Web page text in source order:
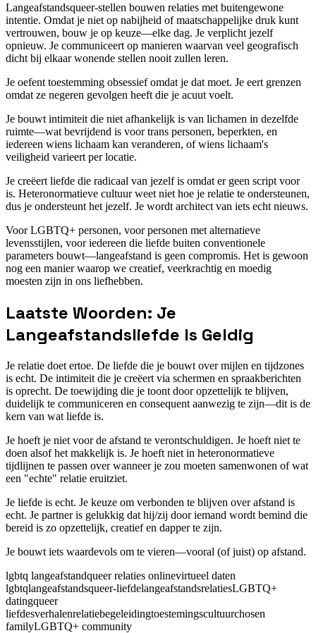
Langeafstandsqueer-stellen bouwen relaties met buitengewone
intentie. Omdat je niet op nabijheid of maatschappelijke druk kunt
vertrouwen, bouw je op keuze—elke dag. Je verplicht jezelf
opnieuw. Je communiceert op manieren waarvan veel geografisch
dicht bij elkaar wonende stellen nooit zullen leren.
Je oefent toestemming obsessief omdat je dat moet. Je eert grenzen
omdat ze negeren gevolgen heeft die je acuut voelt.
Je bouwt intimiteit die niet afhankelijk is van lichamen in dezelfde
ruimte—wat bevrijdend is voor trans personen, beperkten, en
iedereen wiens lichaam kan veranderen, of wiens lichaam's
veiligheid varieert per locatie.
Je creëert liefde die radicaal van jezelf is omdat er geen script voor
is. Heteronormatieve cultuur weet niet hoe je relatie te ondersteunen,
dus je ondersteunt het jezelf. Je wordt architect van iets echt nieuws.
Voor LGBTQ+ personen, voor personen met alternatieve
levensstijlen, voor iedereen die liefde buiten conventionele
parameters bouwt—langeafstand is geen compromis. Het is gewoon
nog een manier waarop we creatief, veerkrachtig en moedig
moesten zijn in ons liefhebben.
Laatste Woorden: Je
Langeafstandsliefde Is Geldig
Je relatie doet ertoe. De liefde die je bouwt over mijlen en tijdzones
is echt. De intimiteit die je creëert via schermen en spraakberichten
is oprecht. De toewijding die je toont door opzettelijk te blijven,
duidelijk te communiceren en consequent aanwezig te zijn—dit is de
kern van wat liefde is.
Je hoeft je niet voor de afstand te verontschuldigen. Je hoeft niet te
doen alsof het makkelijk is. Je hoeft niet in heteronormatieve
tijdlijnen te passen over wanneer je zou moeten samenwonen of wat
een "echte" relatie eruitziet.
Je liefde is echt. Je keuze om verbonden te blijven over afstand is
echt. Je partner is gelukkig dat hij/zij door iemand wordt bemind die
bereid is zo opzettelijk, creatief en dapper te zijn.
Je bouwt iets waardevols om te vieren—vooral (of juist) op afstand.
lgbtq langeafstandqueer relaties onlinevirtueel daten
lgbtqlangeafstandsqueer-liefdelangeafstandsrelatiesLGBTQ+
datingqueer
liefdesverhalenrelatiebegeleidingtoestemingscultuurchosen
familyLGBTQ+ community